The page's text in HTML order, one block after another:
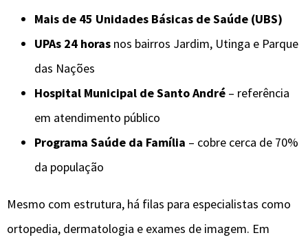
Mais de 45 Unidades Básicas de Saúde (UBS)
UPAs 24 horas nos bairros Jardim, Utinga e Parque
das Nações
Hospital Municipal de Santo André – referência
em atendimento público
Programa Saúde da Família – cobre cerca de 70%
da população
Mesmo com estrutura, há filas para especialistas como
ortopedia, dermatologia e exames de imagem. Em